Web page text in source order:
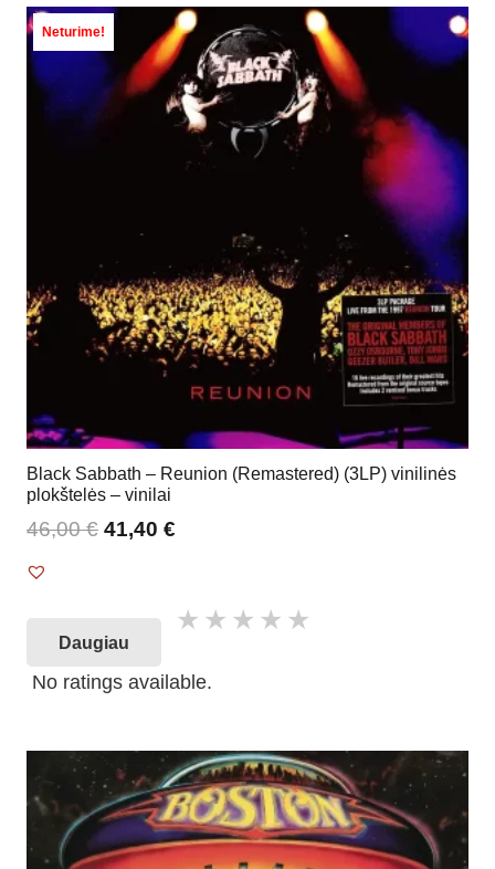
Neturime!
Black Sabbath – Reunion (Remastered) (3LP) vinilinės
plokštelės – vinilai
46,00€ 41,40 €
Daugiau
No ratings available.